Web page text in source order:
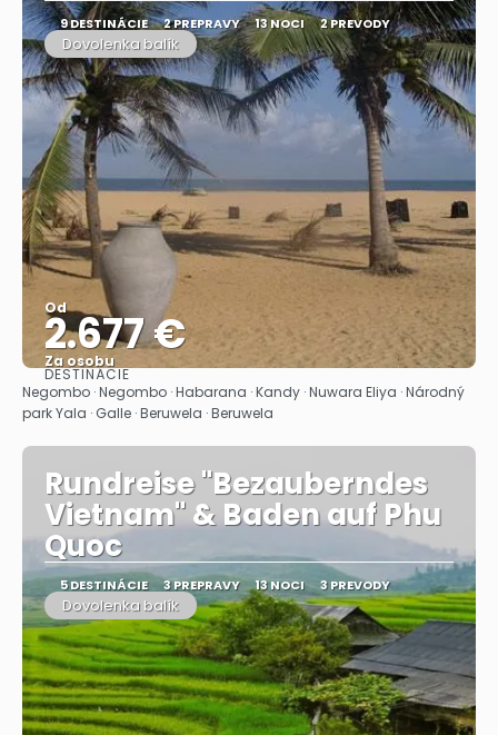
9 DESTINÁCIE 2 PREPRAVY 13 NOCI 2 PREVODY
Dovolenka balík
Od
2.677 €
Za osobu
Pozrieť sa
DESTINÁCIE
Negombo · Negombo · Habarana · Kandy · Nuwara Eliya · Národný
park Yala · Galle · Beruwela · Beruwela
Rundreise "Bezauberndes
Vietnam" & Baden auf Phu
Quoc
5 DESTINÁCIE 3 PREPRAVY 13 NOCI 3 PREVODY
Dovolenka balík